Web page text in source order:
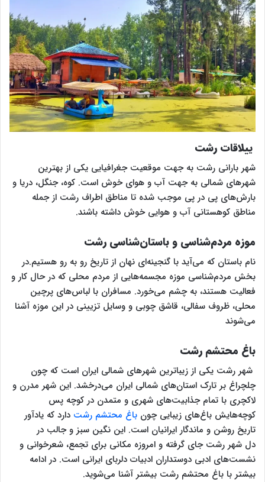
ییلاقات رشت
شهر بارانی رشت به جهت موقعیت جغرافیایی یکی از بهترین
شهرهای شمالی به جهت آب و هوای خوش است. کوه، جنگل، دریا و
بارش‌های پی در پی موجب شده تا مناطق اطراف رشت از جمله
مناطق کوهستانی آب و هوایی خوش داشته باشند.
موزه مردم‌شناسی و باستان‌شناسی رشت
نام باستان که می‌آید با گنجینه‌ای نهان از تاریخ رو به رو هستیم.در
بخش مردم‌شناسی موزه مجسمه‌هایی از مردم محلی که در حال کار و
فعالیت هستند، به چشم می‌خورد. مسافران با لباس‌های پرچین
محلی، ظروف سفالی، قاشق چوبی و وسایل تزیینی در این موزه آشنا
می‌شوند
باغ محتشم رشت
شهر رشت یکی از زیباترین شهرهای شمالی ایران است که چون
چلچراغ بر تارک‌ استان‌های شمالی ایران می‌درخشد. این شهر مدرن و
لاکچری با تمام جذابیت‌های شهری و متمدن در کوچه پس
کوچه‌هایش باغ‌های زیبایی چون باغ محتشم رشت دارد که یادآور
تاریخ روشن و ماندگار ایرانیان است. این نگین سبز و جالب در
دل شهر رشت جای گرفته و امروزه مکانی برای تجمع، شعرخوانی و
نشست‌های ادبی دوستداران ادبیات دلربای ایرانی است. در ادامه
بیشتر با باغ محتشم رشت بیشتر آشنا می‌شوید.